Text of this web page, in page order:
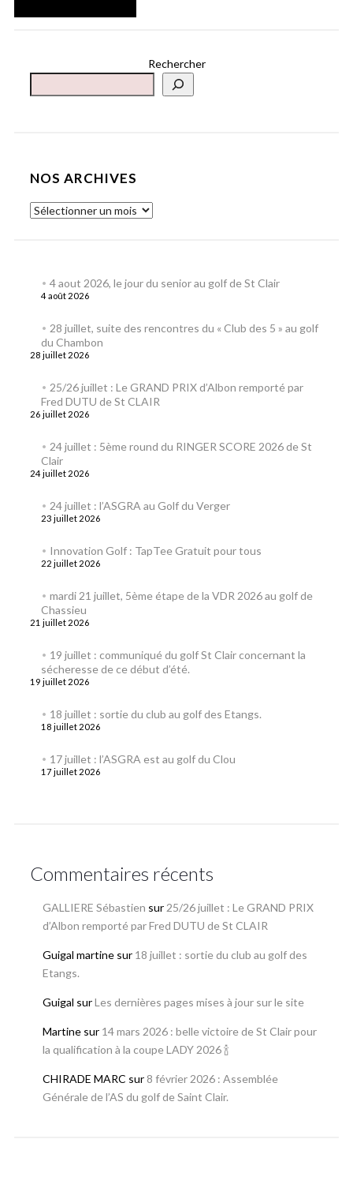
Rechercher
NOS ARCHIVES
4 aout 2026, le jour du senior au golf de St Clair
4 août 2026
28 juillet, suite des rencontres du « Club des 5 » au golf
du Chambon
28 juillet 2026
25/26 juillet : Le GRAND PRIX d’Albon remporté par
Fred DUTU de St CLAIR
26 juillet 2026
24 juillet : 5ème round du RINGER SCORE 2026 de St
Clair
24 juillet 2026
24 juillet : l’ASGRA au Golf du Verger
23 juillet 2026
Innovation Golf : TapTee Gratuit pour tous
22 juillet 2026
mardi 21 juillet, 5ème étape de la VDR 2026 au golf de
Chassieu
21 juillet 2026
19 juillet : communiqué du golf St Clair concernant la
sécheresse de ce début d’été.
19 juillet 2026
18 juillet : sortie du club au golf des Etangs.
18 juillet 2026
17 juillet : l’ASGRA est au golf du Clou
17 juillet 2026
Commentaires récents
GALLIERE Sébastien sur 25/26 juillet : Le GRAND PRIX
d’Albon remporté par Fred DUTU de St CLAIR
Guigal martinesur 18 juillet : sortie du club au golf des
Etangs.
Guigal surLes dernières pages mises à jour sur le site
Martinesur 14 mars 2026 : belle victoire de St Clair pour
la qualification à la coupe LADY 2026 🍾
CHIRADE MARC sur 8 février 2026 : Assemblée
Générale de l’AS du golf de Saint Clair.